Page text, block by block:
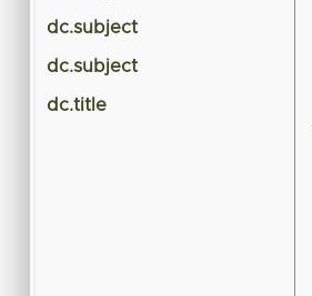
dc.subject
dc.subject
dc.title